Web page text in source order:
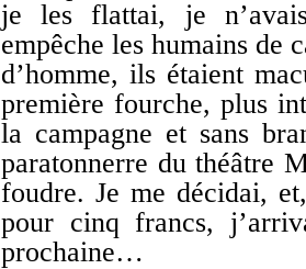
je les flattai, je
empêche les humains de
d’homme, ils étaient
première fourche, plus
la campagne et sans
paratonnerre du théâtre
foudre. Je me décidai,
pour cinq francs,
prochaine…